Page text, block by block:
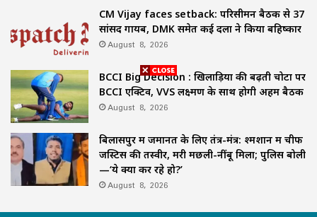
CM Vijay faces setback: परिसीमन बैठक से 37
सांसद गायब, DMK समेत कई दलों ने किया बहिष्कार
August 8, 2026
BCCI Big Decision : खिलाड़ियों की बढ़ती चोटों पर
BCCI एक्टिव, VVS लक्ष्मण के साथ होगी अहम बैठक
August 8, 2026
बिलासपुर में जमानत के लिए तंत्र-मंत्र: श्मशान में चीफ
जस्टिस की तस्वीर, मरी मछली-नींबू मिला; पुलिस बोली
—‘ये क्या कर रहे हो?’
August 8, 2026